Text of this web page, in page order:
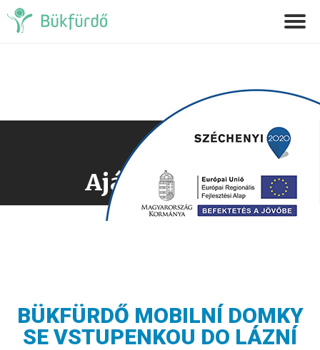
Ajánlatkérés
BÜKFÜRDŐ MOBILNÍ DOMKY
SE VSTUPENKOU DO LÁZNÍ